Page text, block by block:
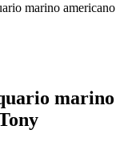
marino americano
marino